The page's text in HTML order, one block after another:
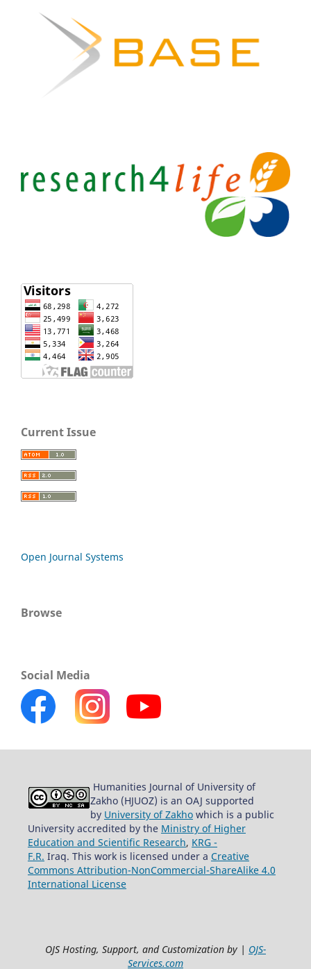
Current Issue
Open Journal Systems
Browse
Social Media
Humanities Journal of University of
Zakho (HJUOZ) is an OAJ supported
by University of Zakho which is a public
University accredited by the Ministry of Higher
Education and Scientific Research, KRG -
F.R. Iraq. This work is licensed under a Creative
Commons Attribution-NonCommercial-ShareAlike 4.0
International License
OJS Hosting, Support, and Customization by | OJS-
Services.com